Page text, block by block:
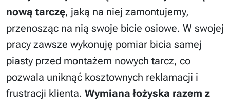
nową tarczę, jaką na niej zamontujemy,
przenosząc na nią swoje bicie osiowe. W swojej
pracy zawsze wykonuję pomiar bicia samej
piasty przed montażem nowych tarcz, co
pozwala uniknąć kosztownych reklamacji i
frustracji klienta. Wymiana łożyska razem z